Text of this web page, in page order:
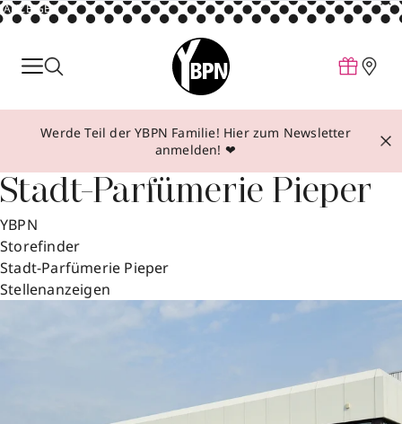
ANZEIGE
Parfum
Make-up
Behandlungen
Inspiration
Über YBPN
Aktionen
Werde Teil der YBPN Familie! Hier zum Newsletter
anmelden! ❤
Stadt-Parfümerie Pieper
YBPN
Storefinder
Stadt-Parfümerie Pieper
Stellenanzeigen